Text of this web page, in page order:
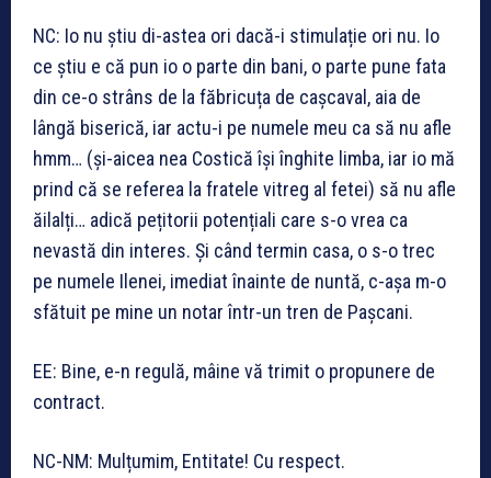
NC: Io nu știu di-astea ori dacă-i stimulație ori nu. Io
ce știu e că pun io o parte din bani, o parte pune fata
din ce-o strâns de la făbricuța de cașcaval, aia de
lângă biserică, iar actu-i pe numele meu ca să nu afle
hmm… (și-aicea nea Costică își înghite limba, iar io mă
prind că se referea la fratele vitreg al fetei) să nu afle
ăilalți… adică pețitorii potențiali care s-o vrea ca
nevastă din interes. Și când termin casa, o s-o trec
pe numele Ilenei, imediat înainte de nuntă, c-așa m-o
sfătuit pe mine un notar într-un tren de Pașcani.
EE: Bine, e-n regulă, mâine vă trimit o propunere de
contract.
NC-NM: Mulțumim, Entitate! Cu respect.